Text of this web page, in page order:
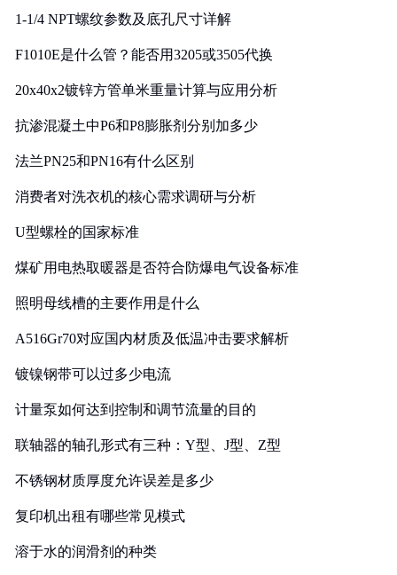
1-1/4 NPT螺纹参数及底孔尺寸详解
F1010E是什么管？能否用3205或3505代换
20x40x2镀锌方管单米重量计算与应用分析
抗渗混凝土中P6和P8膨胀剂分别加多少
法兰PN25和PN16有什么区别
消费者对洗衣机的核心需求调研与分析
U型螺栓的国家标准
煤矿用电热取暖器是否符合防爆电气设备标准
照明母线槽的主要作用是什么
A516Gr70对应国内材质及低温冲击要求解析
镀镍钢带可以过多少电流
计量泵如何达到控制和调节流量的目的
联轴器的轴孔形式有三种：Y型、J型、Z型
不锈钢材质厚度允许误差是多少
复印机出租有哪些常见模式
溶于水的润滑剂的种类